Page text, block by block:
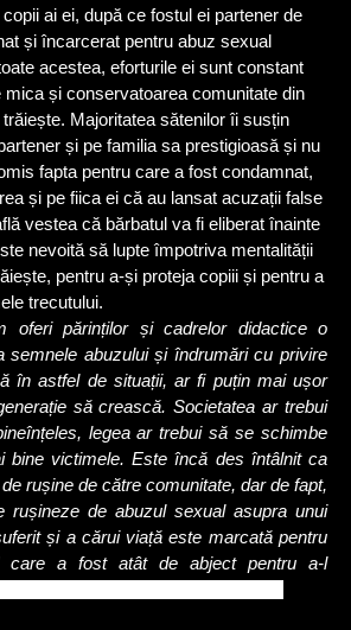
ai ei, după ce fostul ei partener de
și încarcerat pentru abuz sexual
acestea, eforturile ei sunt constant
mica și conservatoarea comunitate din
Majoritatea sătenilor îi susțin
și pe familia sa prestigioasă și nu
fapta pentru care a fost condamnat,
și pe fiica ei că au lansat acuzații false
vestea că bărbatul va fi eliberat înainte
nevoită să lupte împotriva mentalității
pentru a-și proteja copiii și pentru a
trecutului.
oferi părinților și cadrelor didactice o
semnele abuzului și îndrumări cu privire
în astfel de situații, ar fi puțin mai ușor
să crească. Societatea ar trebui
legea ar trebui să se schimbe
bine victimele. Este încă des întâlnit ca
rușine de către comunitate, dar de fapt,
rușineze de abuzul sexual asupra unui
și a cărui viață este marcată pentru
care a fost atât de abject pentru a-l